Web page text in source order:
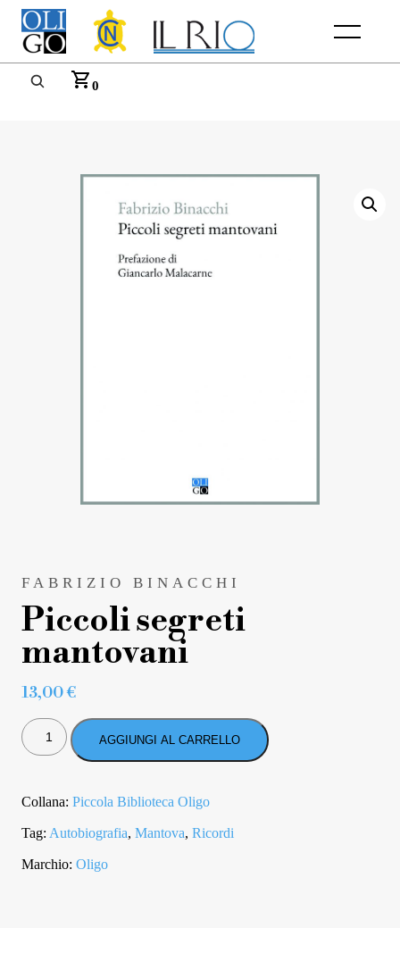
Menu
0
FABRIZIO BINACCHI
Piccoli segreti
mantovani
13,00€
PICCOLI
SEGRETI
MANTOVANI
AGGIUNGI AL CARRELLO
Collana: Piccola Biblioteca Oligo
Tag: Autobiografia, Mantova, Ricordi
Marchio: Oligo